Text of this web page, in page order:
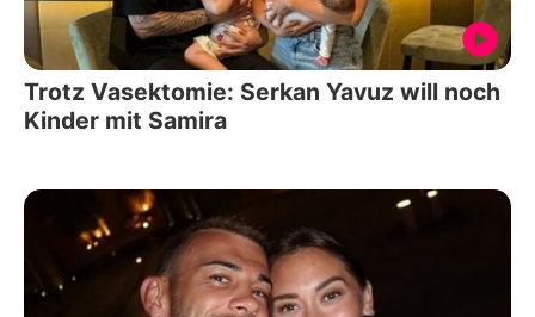
Trotz Vasektomie: Serkan Yavuz will noch
Kinder mit Samira